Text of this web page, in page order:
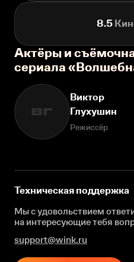
8.5
Актёры и
сериала
ВГ
Виктор
Глухушин
Режиссёр
Техническая поддержка
Мы с удовольствием
на интересующиетебя
support@wink.ru